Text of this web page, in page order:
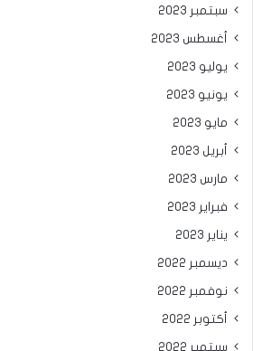
سبتمبر 2023
أغسطس 2023
يوليو 2023
يونيو 2023
مايو 2023
أبريل 2023
مارس 2023
فبراير 2023
يناير 2023
ديسمبر 2022
نوفمبر 2022
أكتوبر 2022
سبتمبر 2022